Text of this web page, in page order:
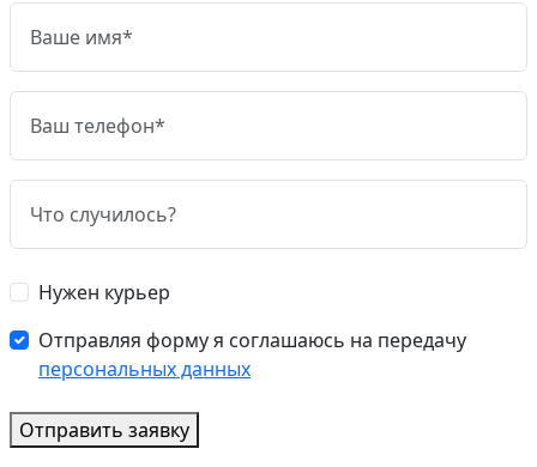
Нужен курьер
Отправляя форму я соглашаюсь на передачу
персональных данных
Отправить заявку